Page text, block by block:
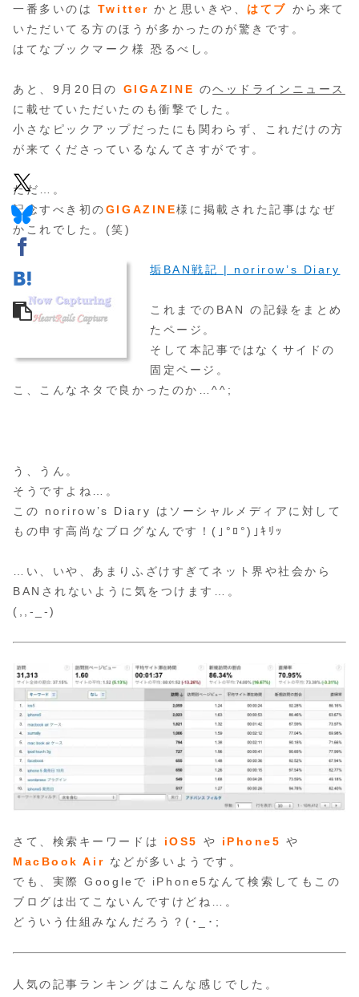
一番多いのは Twitter かと思いきや、 はてブ から来て
いただいてる方のほうが多かったのが驚きです。
はてなブックマーク様 恐るべし。
あと、9月20日の GIGAZINE のヘッドラインニュース
に載せていただいたのも衝撃でした。
小さなピックアップだったにも関わらず、これだけの方
が来てくださっているなんてさすがです。
ただ…。
記念すべき初のGIGAZINE様に掲載された記事はなぜ
かこれでした。(笑)
垢BAN戦記 | norirow’s Diary
これまでのBAN の記録をまとめ
たページ。
そして本記事ではなくサイドの
固定ページ。
こ、こんなネタで良かったのか…^^;
う、うん。
そうですよね…。
この norirow’s Diary はソーシャルメディアに対して
もの申す高尚なブログなんです！(｣°ﾛ°)｣ｷﾘｯ
…い、いや、あまりふざけすぎてネット界や社会から
BANされないように気をつけます…。
(,,-_-)
さて、検索キーワードは iOS5 や iPhone5 や
MacBook Air などが多いようです。
でも、実際 Googleで iPhone5なんて検索してもこの
ブログは出てこないんですけどね…。
どういう仕組みなんだろう？(･_･;
人気の記事ランキングはこんな感じでした。